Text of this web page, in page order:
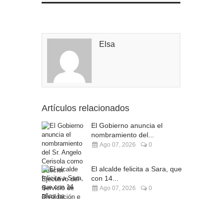
Elsa
Artículos relacionados
El Gobierno anuncia el
nombramiento del...
Ago 07, 2026 0
El alcalde felicita a Sara, que
con 14...
Ago 07, 2026 0